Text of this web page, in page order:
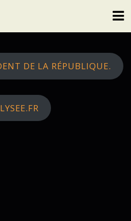
DE LA RÉPUBLIQUE.